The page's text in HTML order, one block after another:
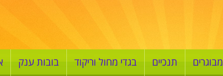
מבוגרים תנכיים בגדי מחול וריקוד בובות ענק